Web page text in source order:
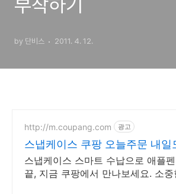
부착하기
by 단비스 2011. 4. 12.
http://m.coupang.com 광고
스냅케이스 쿠팡 오늘주문 내일
스냅케이스 스마트 수납으로 애플
끝, 지금 쿠팡에서 만나보세요. 소중